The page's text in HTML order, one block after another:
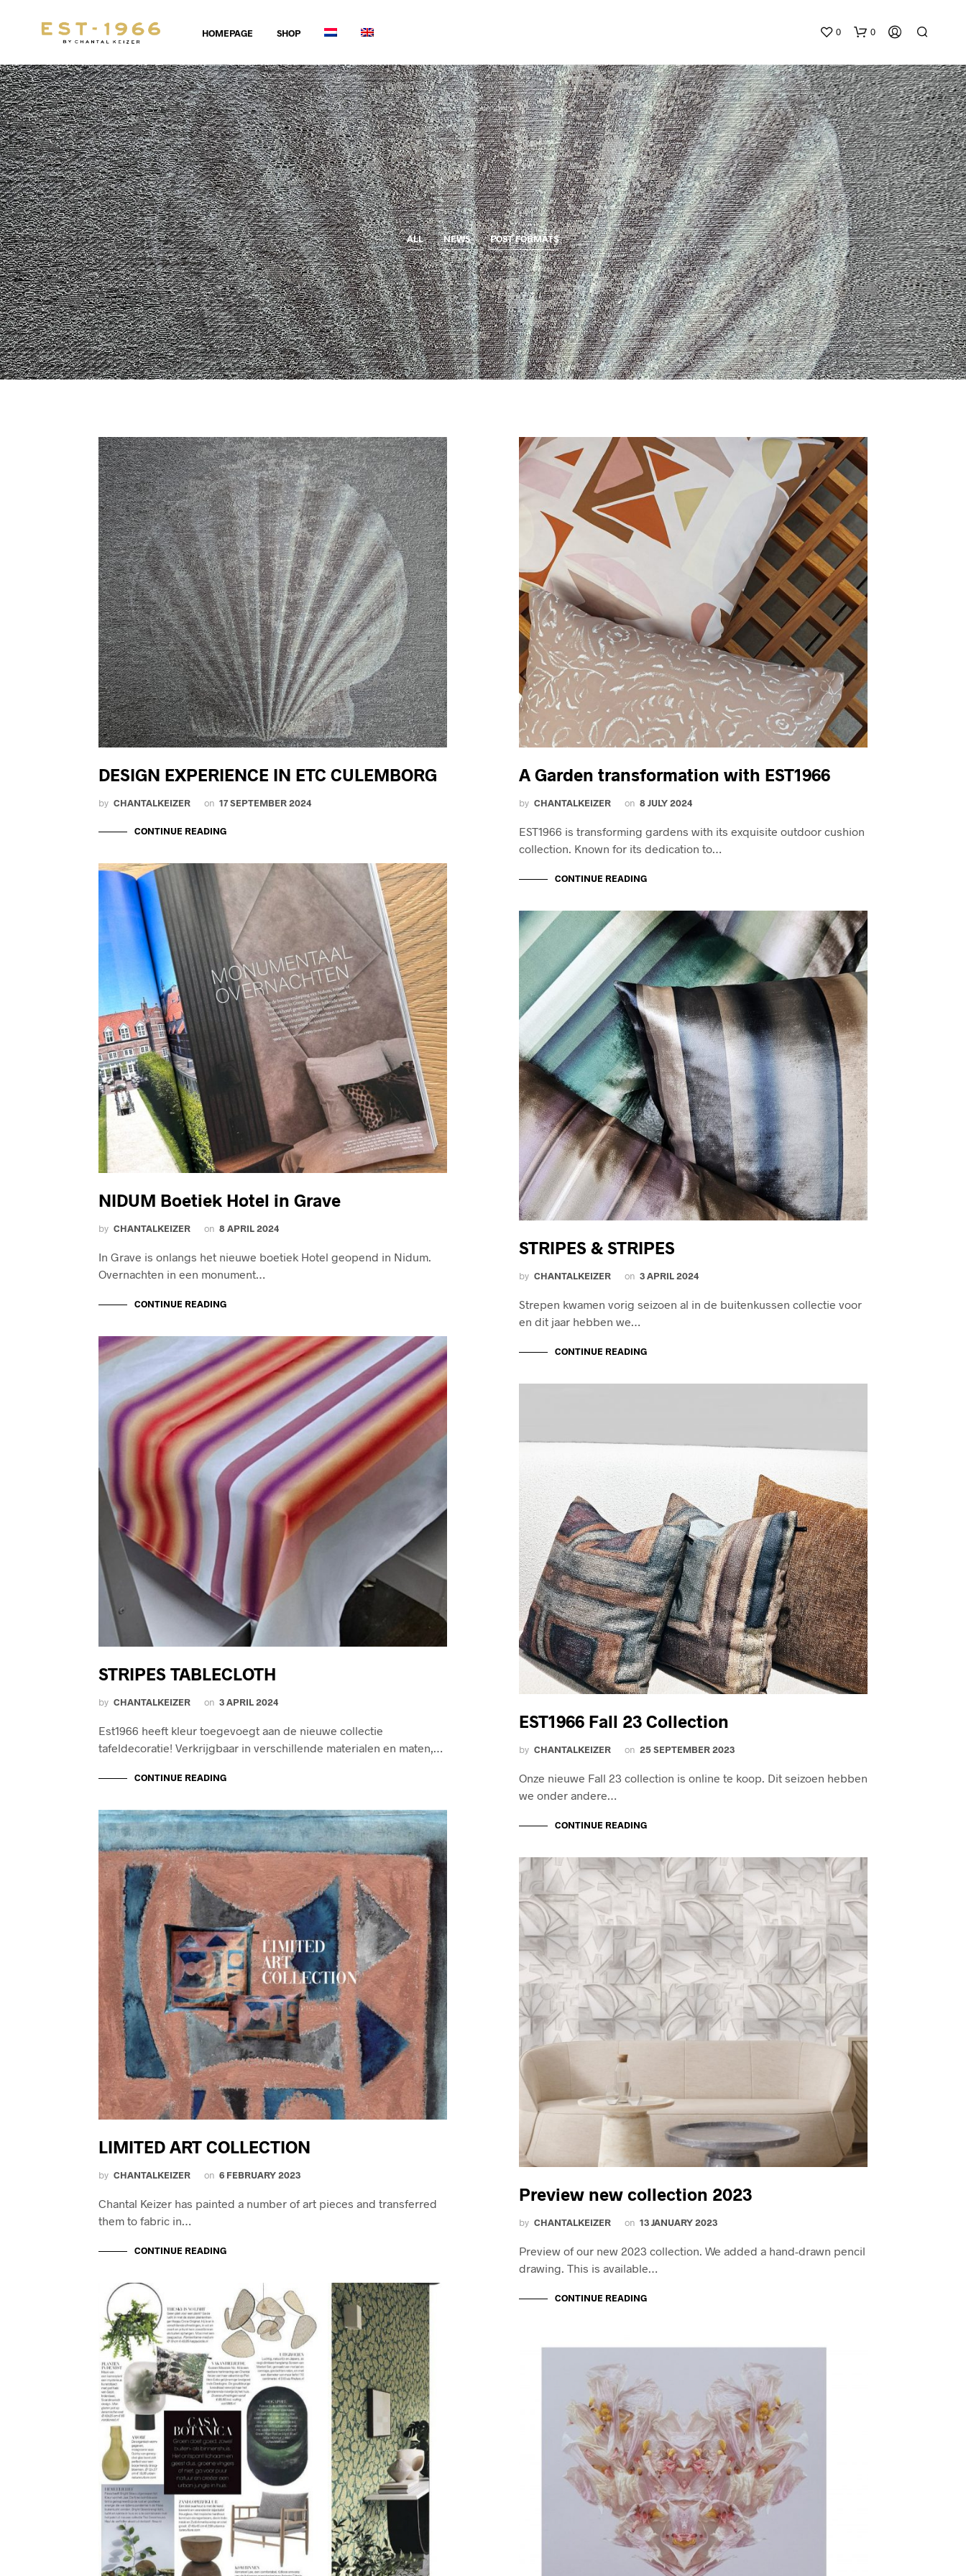
HOMEPAGE SHOP 0 0
N
O
P
R
O
D
U
C
T
S
I
N
T
H
ALL NEWS POST FORMATS
DESIGN EXPERIENCE IN ETC CULEMBORG
by CHANTALKEIZER on 17 SEPTEMBER 2024
CONTINUE READING
NIDUM Boetiek Hotel in Grave
by CHANTALKEIZER on 8 APRIL 2024
In Grave is onlangs het nieuwe boetiek Hotel geopend in Nidum.
Overnachten in een monument…
CONTINUE READING
STRIPES TABLECLOTH
by CHANTALKEIZER on 3 APRIL 2024
Est1966 heeft kleur toegevoegt aan de nieuwe collectie
tafeldecoratie! Verkrijgbaar in verschillende materialen en maten,…
CONTINUE READING
LIMITED ART COLLECTION
by CHANTALKEIZER on 6 FEBRUARY 2023
Chantal Keizer has painted a number of art pieces and transferred
them to fabric in…
CONTINUE READING
A Garden transformation with EST1966
by CHANTALKEIZER on 8 JULY 2024
EST1966 is transforming gardens with its exquisite outdoor cushion
collection. Known for its dedication to…
CONTINUE READING
STRIPES & STRIPES
by CHANTALKEIZER on 3 APRIL 2024
Strepen kwamen vorig seizoen al in de buitenkussen collectie voor
en dit jaar hebben we…
CONTINUE READING
EST1966 Fall 23 Collection
by CHANTALKEIZER on 25 SEPTEMBER 2023
Onze nieuwe Fall 23 collection is online te koop. Dit seizoen hebben
we onder andere…
CONTINUE READING
Preview new collection 2023
by CHANTALKEIZER on 13 JANUARY 2023
Preview of our new 2023 collection. We added a hand-drawn pencil
drawing. This is available…
CONTINUE READING